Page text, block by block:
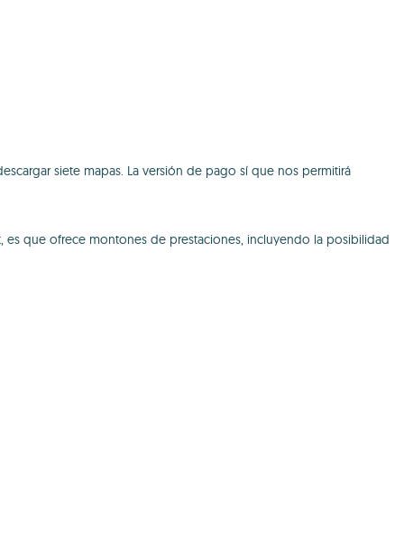
siete mapas. La versión de pago sí que nos permitirá
es que ofrece montones de prestaciones, incluyendo la posibilidad